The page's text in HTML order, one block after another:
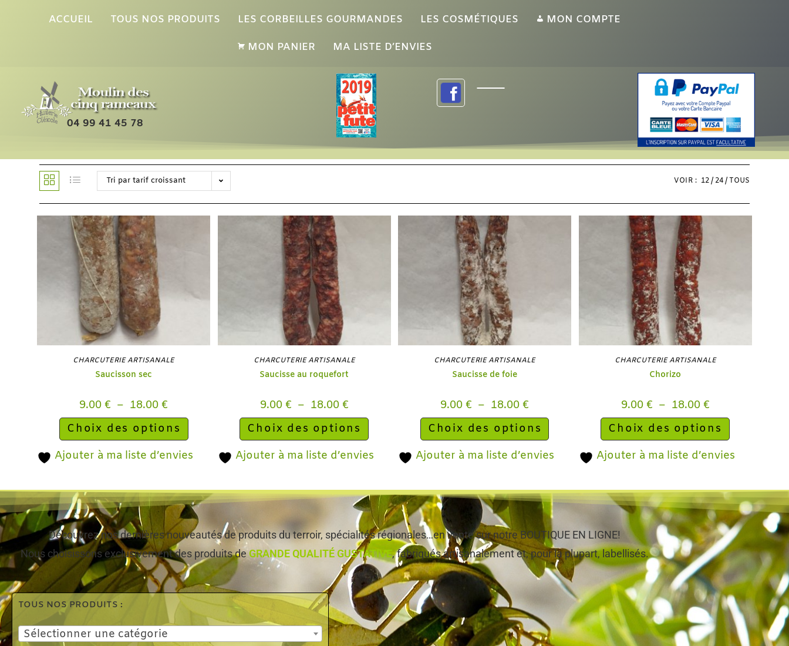
ACCUEIL TOUS NOS PRODUITS LES CORBEILLES GOURMANDES LES COSMÉTIQUES MON COMPTE
MON PANIER MA LISTE D’ENVIES
04 99 41 45 78
Tri par tarif croissant VOIR : 12 24 TOUS
CHARCUTERIE ARTISANALE
Saucisson sec
9.00€ – 18.00€
Choix des options
Ajouter à ma liste d’envies
CHARCUTERIE ARTISANALE
Saucisse au roquefort
9.00 € – 18.00 €
Choix des options
Ajouter à ma liste d’envies
CHARCUTERIE ARTISANALE
Saucisse de foie
9.00€ – 18.00€
Choix des options
Ajouter à ma liste d’envies
CHARCUTERIE ARTISANALE
Chorizo
9.00 € – 18.00 €
Choix des options
Ajouter à ma liste d’envies
Découvrez nos dernières nouveautés de produits du terroir, spécialités régionales…en vente sur notre BOUTIQUE EN LIGNE!
Nous choisissons exclusivement des produits deGRANDE QUALITÉ GUSTATIVE, fabriqués artisanalement et, pour la plupart, labellisés.
TOUS NOS PRODUITS :
Sélectionner une catégorie